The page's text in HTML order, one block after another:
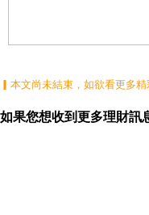
▎本文尚未結束，如欲看更多
如果您想收到更多理財訊